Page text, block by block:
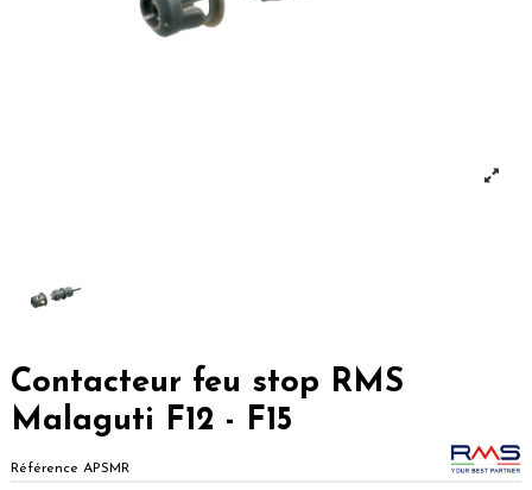
Contacteur feu stop RMS
Malaguti F12 - F15
Référence APSMR